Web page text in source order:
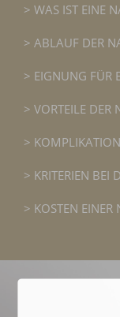
WAS IST EINE
ABLAUF DER
EIGNUNG FÜR
VORTEILE DER
KRITERIEN BEI
KOSTEN EINER